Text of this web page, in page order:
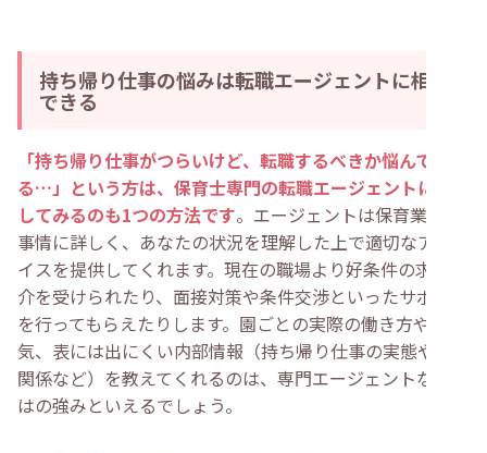
持ち帰り仕事の悩みは転職エージェントに相談
できる
「持ち帰り仕事がつらいけど、転職するべきか悩んでい
る…」という方は、保育士専門の転職エージェントに相談
してみるのも1つの方法です。エージェントは保育業界の
事情に詳しく、あなたの状況を理解した上で適切なアドバ
イスを提供してくれます。現在の職場より好条件の求人紹
介を受けられたり、面接対策や条件交渉といったサポート
を行ってもらえたりします。園ごとの実際の働き方や雰囲
気、表には出にくい内部情報（持ち帰り仕事の実態や人間
関係など）を教えてくれるのは、専門エージェントならで
はの強みといえるでしょう。